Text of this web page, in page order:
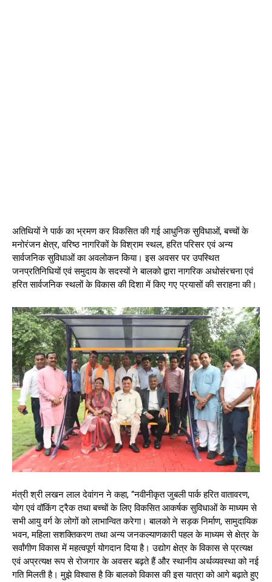
अतिथियों ने पार्क का भ्रमण कर विकसित की गई आधुनिक सुविधाओं, बच्चों के
मनोरंजन क्षेत्र, वरिष्ठ नागरिकों के विश्राम स्थल, हरित परिसर एवं अन्य
सार्वजनिक सुविधाओं का अवलोकन किया। इस अवसर पर उपस्थित
जनप्रतिनिधियों एवं समुदाय के सदस्यों ने बालको द्वारा नागरिक अधोसंरचना एवं
हरित सार्वजनिक स्थलों के विकास की दिशा में किए गए प्रयासों की सराहना की।
मंत्री श्री लखन लाल देवांगन ने कहा, “नवीनीकृत जुबली पार्क हरित वातावरण,
योग एवं वॉकिंग ट्रैक तथा बच्चों के लिए विकसित आकर्षक सुविधाओं के माध्यम से
सभी आयु वर्ग के लोगों को लाभान्वित करेगा। बालको ने सड़क निर्माण, सामुदायिक
भवन, महिला सशक्तिकरण तथा अन्य जनकल्याणकारी पहल के माध्यम से क्षेत्र के
सर्वांगीण विकास में महत्वपूर्ण योगदान दिया है। उद्योग क्षेत्र के विकास से प्रत्यक्ष
एवं अप्रत्यक्ष रूप से रोजगार के अवसर बढ़ते हैं और स्थानीय अर्थव्यवस्था को नई
गति मिलती है। मुझे विश्वास है कि बालको विकास की इस यात्रा को आगे बढ़ाते हुए